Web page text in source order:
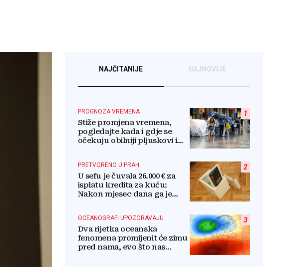
NAJČITANIJE NAJNOVIJE
1
PROGNOZA VREMENA
Stiže promjena vremena,
pogledajte kada i gdje se
očekuju obilniji pljuskovi i
2
PRETVORENO U PRAH
U sefu je čuvala 26.000 € za
isplatu kredita za kuću:
Nakon mjesec dana ga je
3
OCEANOGRAFI UPOZORAVAJU
Dva rijetka oceanska
fenomena promijenit će zimu
pred nama, evo što nas